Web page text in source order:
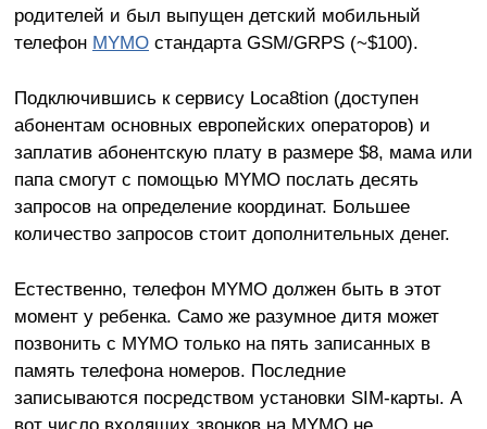
родителей и был выпущен детский мобильный
телефон MYMOстандарта GSM/GRPS (~$100).
Подключившись к сервису Loca8tion (доступен
абонентам основных европейских операторов) и
заплатив абонентскую плату в размере $8, мама или
папа смогут с помощью MYMO послать десять
запросов на определение координат. Большее
количество запросов стоит дополнительных денег.
Естественно, телефон MYMO должен быть в этот
момент у ребенка. Само же разумное дитя может
позвонить с MYMO только на пять записанных в
память телефона номеров. Последние
записываются посредством установки SIM-карты. А
вот число входящих звонков на MYMO не